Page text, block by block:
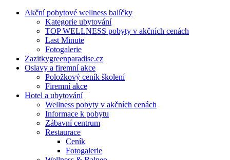
Akční pobytové wellness balíčky
Kategorie ubytování
TOP WELLNESS pobyty v akčních cenách
Last Minute
Fotogalerie
Zazitkygreenparadise.cz
Oslavy a firemní akce
Položkový ceník školení
Firemní akce
Hotel a ubytování
Wellness pobyty v akčních cenách
Informace k pobytu
Zábavní centrum
Restaurace
Ceník
Fotogalerie